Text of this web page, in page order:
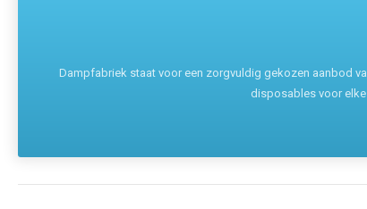
Dampfabriek staat voor een zorgvuldig gekozen aanbod
disposables voor